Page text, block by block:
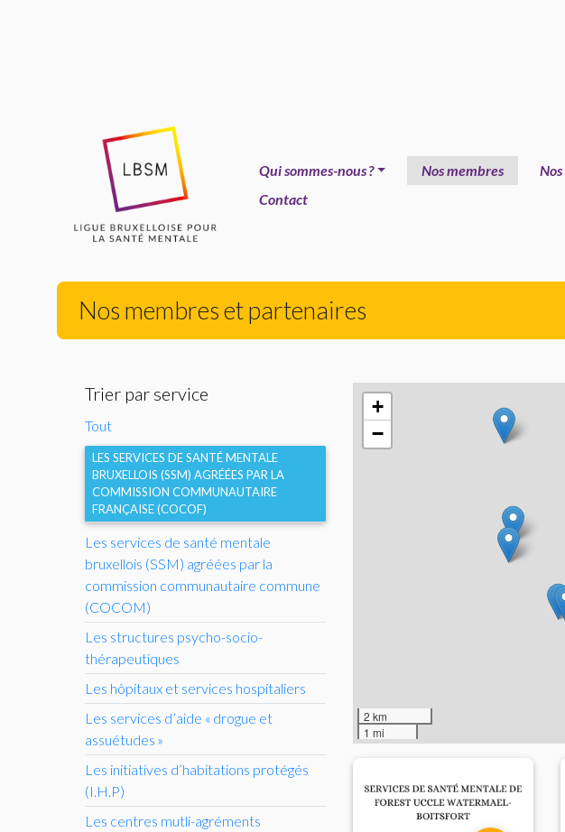
Qui sommes-nous? Nos membres
Contact
Nos membres et partenaires
Trier par service
Tout
LES SERVICES DE SANTÉ MENTALE
BRUXELLOIS (SSM) AGRÉÉES PAR LA
COMMISSION COMMUNAUTAIRE
FRANÇAISE (COCOF)
Les services de santé mentale
bruxellois (SSM) agréées par la
commission communautaire commune
(COCOM)
Les structures psycho-socio-
thérapeutiques
Les hôpitaux et services hospitaliers
Les services d’aide « drogue et
assuétudes »
Les initiatives d’habitations protégés
(I.H. P)
Les centres mutli-agréments
+
−
2 km
1 mi